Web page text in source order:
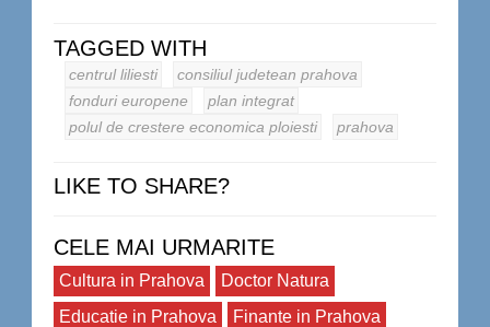
TAGGED WITH
centrul liliesti
consiliul judetean prahova
fonduri europene
plan integrat
polul de crestere economica ploiesti
prahova
LIKE TO SHARE?
CELE MAI URMARITE
Cultura in Prahova
Doctor Natura
Educatie in Prahova
Finante in Prahova